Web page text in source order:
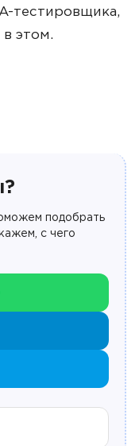
тестировщика,
этом.
подобрать
с чего